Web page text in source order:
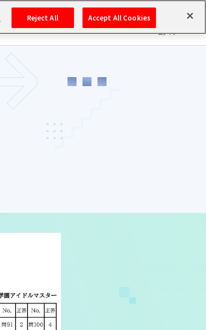
PROJECTGOODS HISTORYSONG
ログイン
バンダイナムコIDで
ログイン
アイドルマスター ポータルへの登録について
Reject All Accept All Cookies